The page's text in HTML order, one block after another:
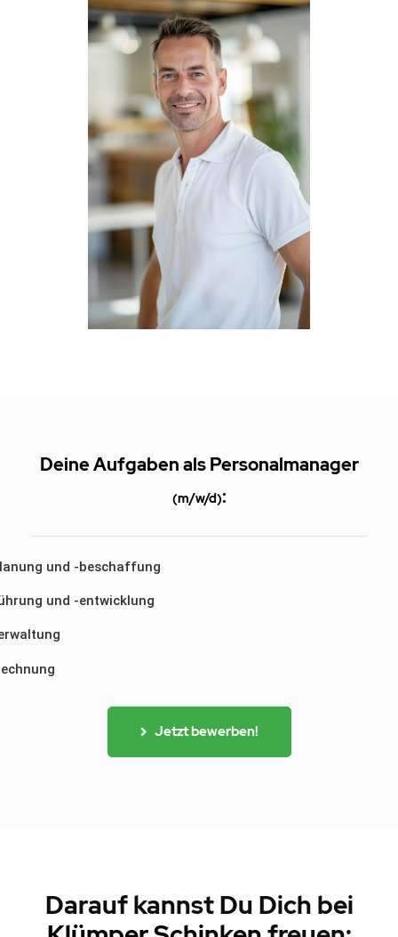
Deine Aufgaben alsPersonalmanager
(m/w/d):
und -beschaffung
und -entwicklung
Jetzt bewerben!
Darauf kannst Du Dich bei